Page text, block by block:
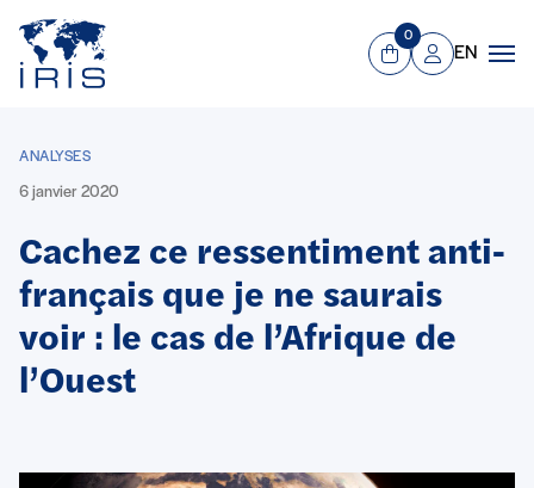
Aller au contenu principal
Panier
0
Mon compte
EN
ANALYSES
6 janvier 2020
Cachez ce ressentiment anti-
français que je ne saurais
voir : le cas de l’Afrique de
l’Ouest